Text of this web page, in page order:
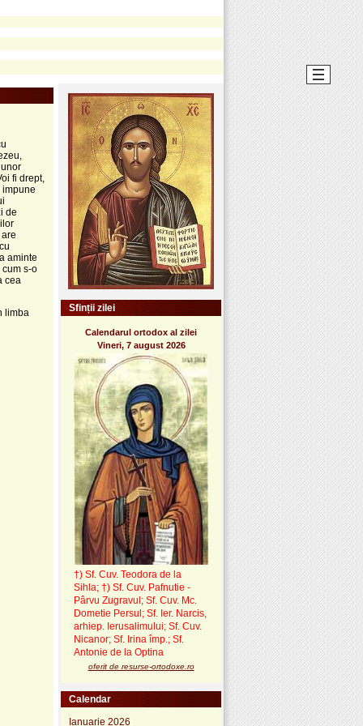
fi drept,
impune
de
aminte
s-o
cea
limba Sfinții zilei
Calendarul ortodox al zilei
Vineri, 7 august 2026
†) Sf. Cuv. Teodora de la
Sihla; †) Sf. Cuv. Pafnutie -
Pârvu Zugravul ; Sf. Cuv. Mc.
Dometie Persul; Sf. Ier. Narcis,
arhiep. Ierusalimului; Sf. Cuv.
Nicanor; Sf. Irina împ.; Sf.
Antonie de la Optina
oferit de resurse-ortodoxe.ro
Calendar
Ianuarie 2026